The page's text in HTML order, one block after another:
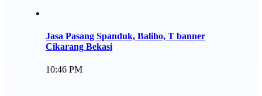
Jasa Pasang Spanduk, Baliho, T banner
Cikarang Bekasi
10:46 PM